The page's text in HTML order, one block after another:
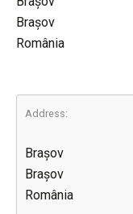
Brașov
România
Address:
Brașov
Brașov
România